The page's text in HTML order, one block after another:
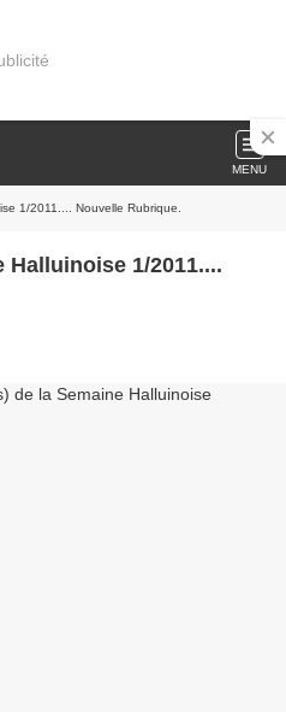
MENU
1/2011.... Nouvelle Rubrique.
Halluinoise 1/2011....